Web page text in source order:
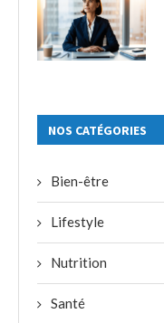
NOS CATÉGORIES
Bien-être
Lifestyle
Nutrition
Santé